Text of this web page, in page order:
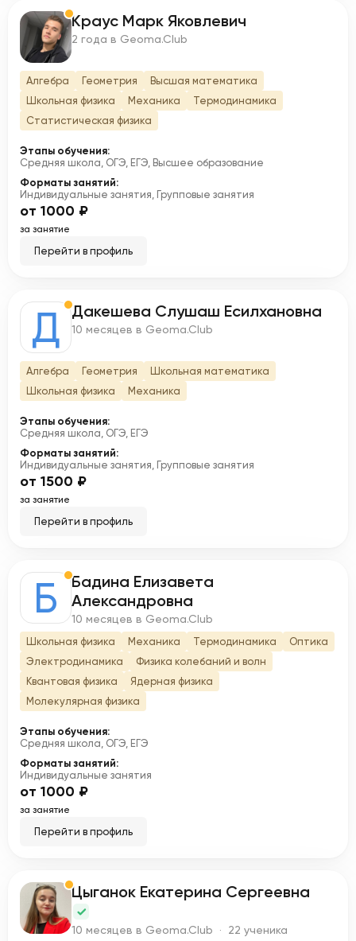
К Краус Марк Яковлевич
2 года в Geoma.Club
Алгебра Геометрия
Высшая математика
Школьная физика
Механика
Термодинамика
Статистическая физика
Этапы обучения:
Средняя школа, ОГЭ, ЕГЭ, Высшее образование
Форматы занятий:
Индивидуальные занятия, Групповые занятия
от 1000 ₽
за занятие
Перейти в профиль
Д Дакешева Слушаш Есилхановна
10 месяцев в Geoma.Club
Алгебра Геометрия
Школьная математика
Школьная физика
Механика
Этапы обучения:
Средняя школа, ОГЭ, ЕГЭ
Форматы занятий:
Индивидуальные занятия, Групповые занятия
от 1500 ₽
за занятие
Перейти в профиль
Б
Бадина Елизавета
Александровна
10 месяцев в Geoma.Club
Школьная физика Механика Термодинамика
Оптика
Электродинамика
Физика колебаний и волн
Квантовая физика
Ядерная физика
Молекулярная физика
Этапы обучения:
Средняя школа, ОГЭ, ЕГЭ
Форматы занятий:
Индивидуальные занятия
от 1000 ₽
за занятие
Перейти в профиль
Ц Цыганок Екатерина Сергеевна
10 месяцев в Geoma.Club · 22 ученика